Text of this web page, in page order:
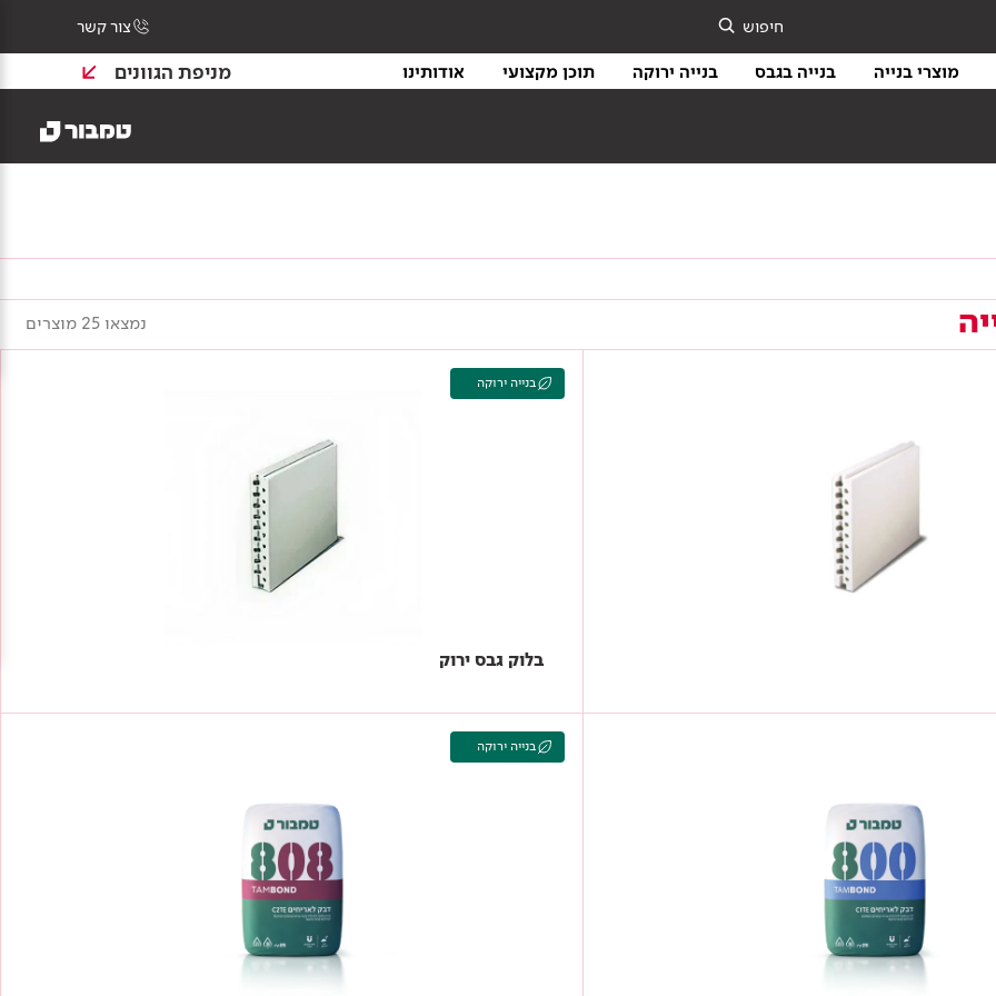
חיפוש צור קשר
מוצרי בנייה בנייה בגבס בנייה ירוקה תוכן מקצועי אודותינו מניפת הגוונים
נמצאו 25 מוצרים
בנייה ירוקה
בלוק גבס ירוק
בנייה ירוקה